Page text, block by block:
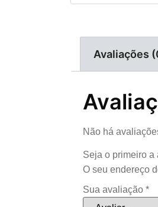
Avaliações
Não há
Seja o primeiro a
O seu endereço
Sua avaliação *